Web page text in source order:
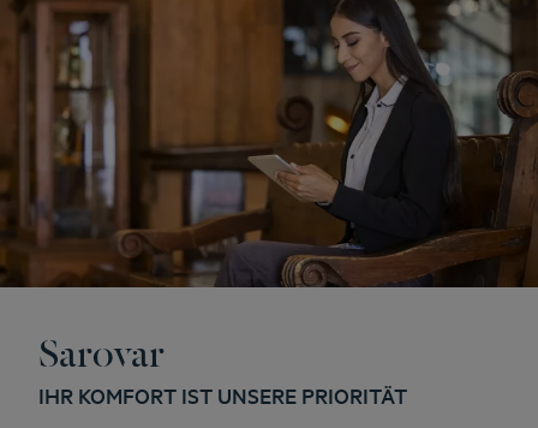
Sarovar
IHR KOMFORT IST UNSERE PRIORITÄT